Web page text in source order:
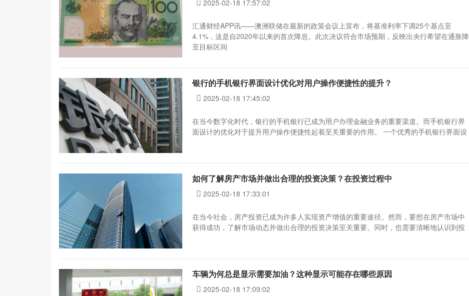
2025-02-18 17:57:02
汇通财经APP讯——澳洲联储在最新的政策会议上宣布，将基准利率下调25个基点至
4.1%，这是自2020年以来的首次降息。此次决议符合市场预期，反映出央行希望在通胀降
至目标区间
银行的手机银行界面设计优化对用户操作便捷性的提升？
2025-02-18 17:45:02
在当今数字化时代，银行的手机银行已成为用户办理金融业务的重要渠道。而手机银行界
面设计的优化对于提升用户操作便捷性起着至关重要的作用。 一个优秀的手机银行界面设
如何了解房产市场并做出合理的投资决策？在投资过程中
2025-02-18 17:33:01
在当今社会，房产投资已成为许多人实现资产增值的重要途径。然而，要想在房产市场中
获得成功，了解市场动态并做出合理的投资决策至关重要。同时，也需要清晰地认识到投
车辆为何总是显示需要加油？这种显示可能存在哪些原因
2025-02-18 17:09:02